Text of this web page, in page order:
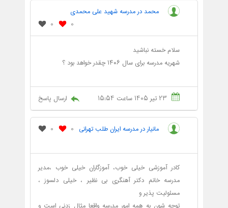
محمد در مدرسه شهید علی محمدی
0
0
سلام خسته نباشید
شهریه مدرسه برای سال ۱۴۰۶ چقدر خواهد بود ؟
23 تیر 1405 ساعت 15:54 ارسال پاسخ
مانیار در مدرسه ایران طلب تهرانی 0
0
کادر آموزشی خیلی خوب، آموزگاران خیلی خوب ،مدیر
مدرسه خانم دکتر آهنگری بی نظیر ، خیلی دلسوز ،
مسئولیت پذیر و
توجه شون به همه امور مدرسه واقعا مثال زدنی است و